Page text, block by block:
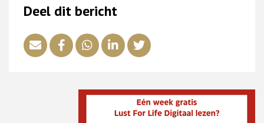
Deel dit bericht